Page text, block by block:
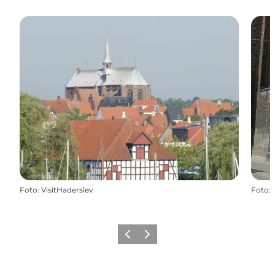
Foto: VisitHaderslev Foto:
ForrigeNæste